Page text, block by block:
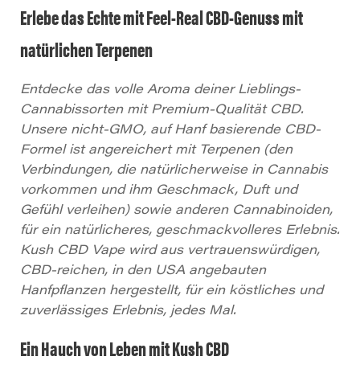
Erlebe das Echte mit Feel-Real CBD-Genuss mit
natürlichen Terpenen
Entdecke das volle Aroma deiner Lieblings-
Cannabissorten mit Premium-Qualität CBD.
Unsere nicht-GMO, auf Hanf basierende CBD-
Formel ist angereichert mit Terpenen (den
Verbindungen, die natürlicherweise in Cannabis
vorkommen und ihm Geschmack, Duft und
Gefühl verleihen) sowie anderen Cannabinoiden,
für ein natürlicheres, geschmackvolleres Erlebnis.
Kush CBD Vape wird aus vertrauenswürdigen,
CBD-reichen, in den USA angebauten
Hanfpflanzen hergestellt, für ein köstliches und
zuverlässiges Erlebnis, jedes Mal.
Ein Hauch von Leben mit Kush CBD